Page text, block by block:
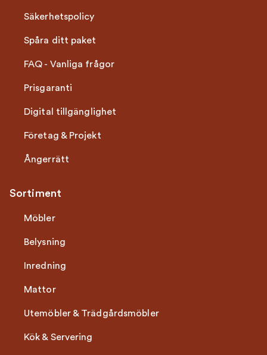
Säkerhetspolicy
Spåra ditt paket
FAQ - Vanliga frågor
Prisgaranti
Digital tillgänglighet
Företag & Projekt
Ångerrätt
Sortiment
Möbler
Belysning
Inredning
Mattor
Utemöbler & Trädgårdsmöbler
Kök & Servering